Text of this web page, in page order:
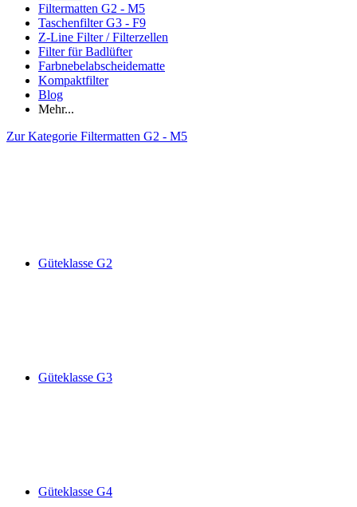
Filtermatten G2 - M5
Taschenfilter G3 - F9
Z-Line Filter / Filterzellen
Filter für Badlüfter
Farbnebelabscheidematte
Kompaktfilter
Blog
Mehr...
Zur Kategorie Filtermatten G2 - M5
Güteklasse G2
Güteklasse G3
Güteklasse G4